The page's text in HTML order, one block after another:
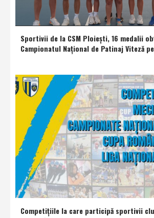
Sportivii de la CSM Ploieşti, 16 medalii
Campionatul Naţional de Patinaj Viteză
Competiţiile la care participă sportivii